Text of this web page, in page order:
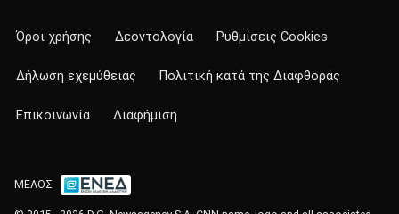
Όροι χρήσης Δεοντολογία Ρυθμίσεις Cookies
Δήλωση εχεμύθειας Πολιτική κατά της Διαφθοράς
Επικοινωνία Διαφήμιση
ΜΕΛΟΣ